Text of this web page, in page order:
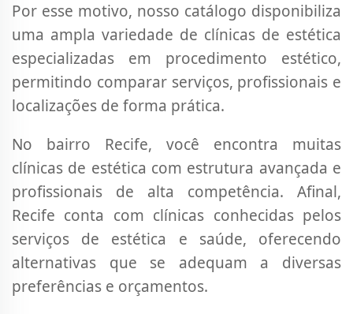
Por esse motivo, nosso catálogo disponibiliza
uma ampla variedade de clínicas de estética
especializadas em procedimento estético,
permitindo comparar serviços, profissionais e
localizações de forma prática.
No bairro Recife, você encontra muitas
clínicas de estética com estrutura avançada e
profissionais de alta competência. Afinal,
Recife conta com clínicas conhecidas pelos
serviços de estética e saúde, oferecendo
alternativas que se adequam a diversas
preferências e orçamentos.